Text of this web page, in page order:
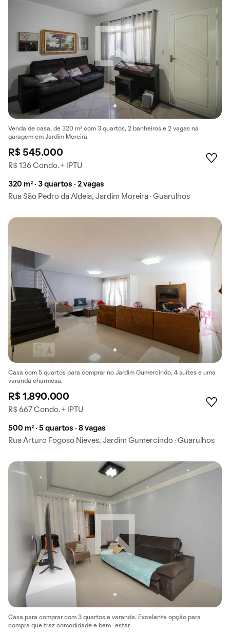
Venda de casa, de 320 m² com 3 quartos, 2 banheiros e 2 vagas na
garagem em Jardim Moreira.
R$ 545.000
R$ 136 Condo. + IPTU
320 m² · 3 quartos · 2 vagas
Rua São Pedro da Aldeia, Jardim Moreira · Guarulhos
Casa com 5 quartos para comprar no Jardim Gumercindo, 4 suítes e uma
varanda charmosa.
R$ 1.890.000
R$ 667 Condo. + IPTU
500 m² · 5 quartos · 8 vagas
Rua Arturo Fogoso Nieves, Jardim Gumercindo · Guarulhos
Casa para comprar com 3 quartos e varanda. Excelente opção para
compra que traz comodidade e bem-estar.